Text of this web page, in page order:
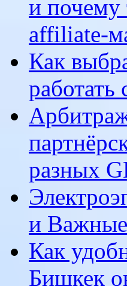
и почему
affiliate-
Как
разных
и
Как
Бишкек